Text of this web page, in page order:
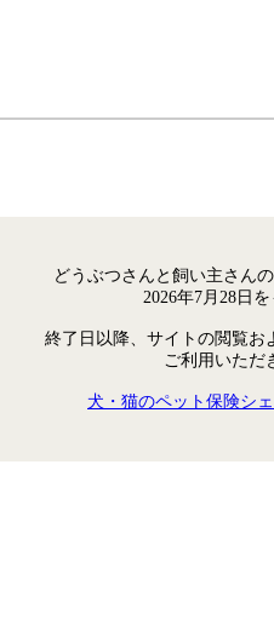
どうぶつさんと飼い主さん
2026年7月28日
終了日以降、サイトの閲覧お
ご利用いただ
犬・猫のペット保険シ